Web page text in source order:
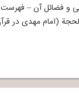
و فضائل آن –
(امام مهدی در